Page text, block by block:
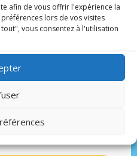
afin de vous offrir l'expérience la
lors de vos visites
vous consentez à l'utilisation
Timéo,
Eryne, Abigaël, Yanis, Lyse,
AU MAGAZINE
LE MAGAZINE